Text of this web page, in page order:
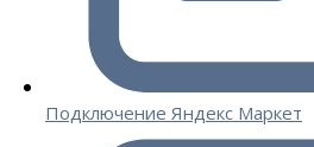
Подключение Яндекс Маркет